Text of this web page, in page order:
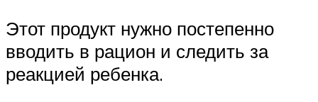
Этот продукт нужно постепенно
вводить в рацион и следить за
реакцией ребенка.